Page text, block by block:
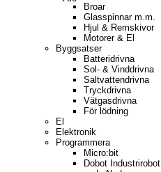
Broar
Glasspinnar m.m.
Hjul & Remskivor
Motorer & El
Byggsatser
Batteridrivna
Sol- & Vinddrivna
Saltvattendrivna
Tryckdrivna
Vätgasdrivna
För lödning
El
Elektronik
Programmera
Micro:bit
Dobot Industrirobot